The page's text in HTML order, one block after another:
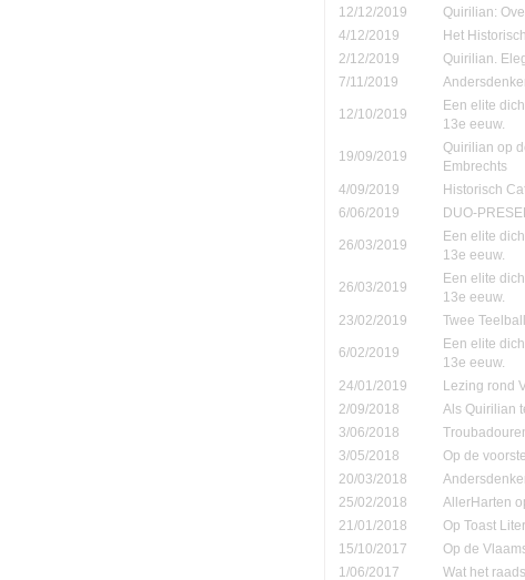
12/12/2019
Quirilian:
4/12/2019
Het
2/12/2019
Quirilian.
7/11/2019
12/10/2019
Een elite
13e eeuw.
19/09/2019
Quirilian op
Embrechts
4/09/2019
Historisch
6/06/2019
DUO-
26/03/2019
Een elite
13e eeuw.
26/03/2019
Een elite
13e eeuw.
23/02/2019
Twee
6/02/2019
Een elite
13e eeuw.
24/01/2019
Lezing rond
2/09/2018
Als Quirilian
3/06/2018
3/05/2018
Op de
20/03/2018
25/02/2018
AllerHarten
21/01/2018
Op Toast
15/10/2017
Op de
1/06/2017
Wat het